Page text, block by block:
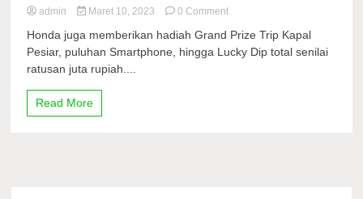
admin Maret 10, 2023 0 Commenton
Rejeki
Beli
Honda juga memberikan hadiah Grand Prize Trip Kapal
Pesiar, puluhan Smartphone, hingga Lucky Dip total senilai
ratusan juta rupiah....
Read More